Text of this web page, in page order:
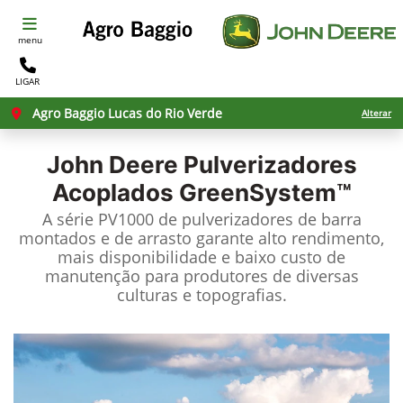
menu
LIGAR
Agro Baggio Lucas do Rio Verde Alterar
John Deere Pulverizadores
Acoplados GreenSystem™
A série PV1000 de pulverizadores de barra
montados e de arrasto garante alto rendimento,
mais disponibilidade e baixo custo de
manutenção para produtores de diversas
culturas e topografias.